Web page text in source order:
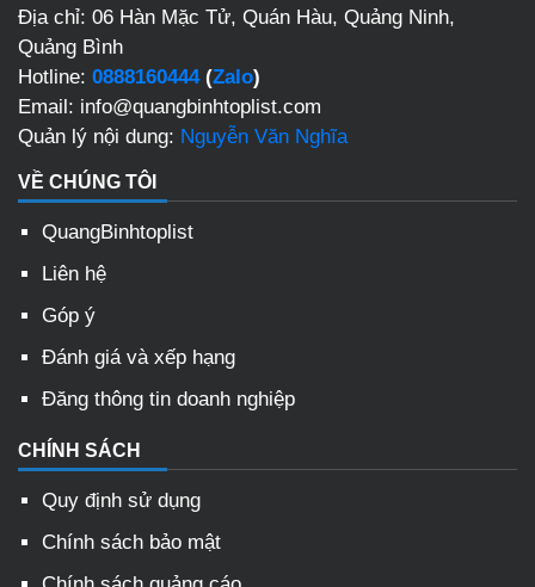
Địa chỉ: 06 Hàn Mặc Tử, Quán Hàu, Quảng Ninh,
Quảng Bình
Hotline: 0888160444(Zalo)
Email: info@quangbinhtoplist.com
Quản lý nội dung: Nguyễn Văn Nghĩa
VỀ CHÚNG TÔI
QuangBinhtoplist
Liên hệ
Góp ý
Đánh giá và xếp hạng
Đăng thông tin doanh nghiệp
CHÍNH SÁCH
Quy định sử dụng
Chính sách bảo mật